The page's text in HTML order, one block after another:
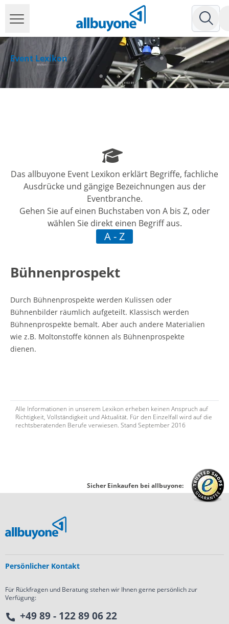
Event Lexikon
Das allbuyone Event Lexikon erklärt Begriffe, fachliche
Ausdrücke und gängige Bezeichnungen aus der
Eventbranche.
Gehen Sie auf einen Buchstaben von A bis Z, oder
wählen Sie direkt einen Begriff aus.
A - Z
Bühnenprospekt
Durch Bühnenprospekte werden Kulissen oder
Bühnenbilder räumlich aufgeteilt. Klassisch werden
Bühnenprospekte bemalt. Aber auch andere Materialien
wie z.B. Moltonstoffe können als Bühnenprospekte
dienen.
Alle Informationen in unserem Lexikon erheben keinen Anspruch auf
Richtigkeit, Vollständigkeit und Aktualität. Für den Einzelfall wird auf die
rechtsberatenden Berufe verwiesen. Stand September 2016
Sicher Einkaufen bei allbuyone:
Persönlicher Kontakt
Für Rückfragen und Beratung stehen wir Ihnen gerne persönlich zur
Verfügung:
+49 89 - 122 89 06 22